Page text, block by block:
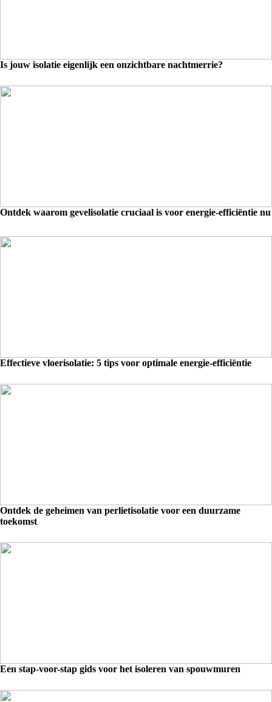
Is jouw isolatie eigenlijk een onzichtbare nachtmerrie?
Ontdek waarom gevelisolatie cruciaal is voor energie-efficiëntie nu
Effectieve vloerisolatie: 5 tips voor optimale energie-efficiëntie
Ontdek de geheimen van perlietisolatie voor een duurzame
toekomst
Een stap-voor-stap gids voor het isoleren van spouwmuren